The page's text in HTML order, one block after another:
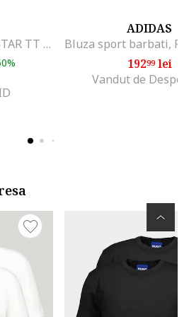
Bluza trening SUPERSTAR TT P BLUE HF2124
ADIDAS
19299lei
Vandut de